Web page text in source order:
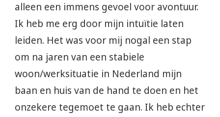
alleen een immens gevoel voor avontuur.
Ik heb me erg door mijn intuïtie laten
leiden. Het was voor mij nogal een stap
om na jaren van een stabiele
woon/werksituatie in Nederland mijn
baan en huis van de hand te doen en het
onzekere tegemoet te gaan. Ik heb echter